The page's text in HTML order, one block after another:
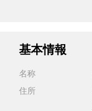
基本情報
名称
住所